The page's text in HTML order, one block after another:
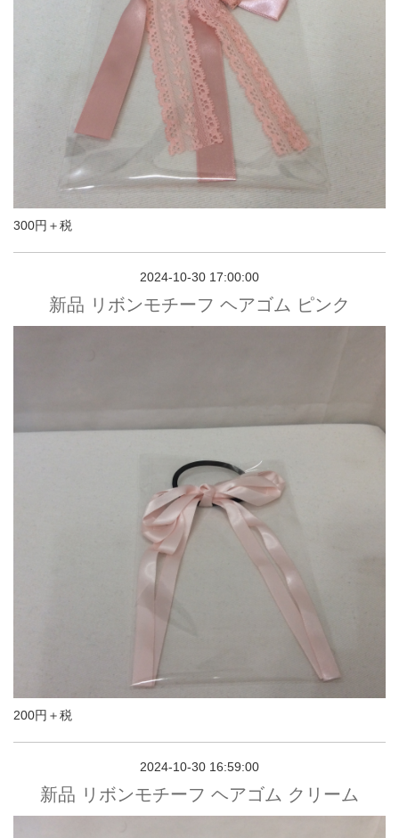
300円＋税
2024-10-30 17:00:00
新品 リボンモチーフ ヘアゴム ピンク
200円＋税
2024-10-30 16:59:00
新品 リボンモチーフ ヘアゴム クリーム